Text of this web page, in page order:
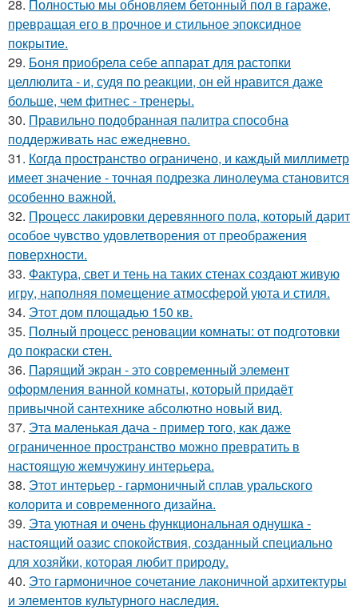
28. Полностью мы обновляем бетонный пол в гараже,
превращая его в прочное и стильное эпоксидное
покрытие.
29. Боня приобрела себе аппарат для растопки
целлюлита - и, судя по реакции, он ей нравится даже
больше, чем фитнес - тренеры.
30. Правильно подобранная палитра способна
поддерживать нас ежедневно.
31. Когда пространство ограничено, и каждый миллиметр
имеет значение - точная подрезка линолеума становится
особенно важной.
32. Процесс лакировки деревянного пола, который дарит
особое чувство удовлетворения от преображения
поверхности.
33. Фактура, свет и тень на таких стенах создают живую
игру, наполняя помещение атмосферой уюта и стиля.
34. Этот дом площадью 150 кв.
35. Полный процесс реновации комнаты: от подготовки
до покраски стен.
36. Парящий экран - это современный элемент
оформления ванной комнаты, который придаёт
привычной сантехнике абсолютно новый вид.
37. Эта маленькая дача - пример того, как даже
ограниченное пространство можно превратить в
настоящую жемчужину интерьера.
38. Этот интерьер - гармоничный сплав уральского
колорита и современного дизайна.
39. Эта уютная и очень функциональная однушка -
настоящий оазис спокойствия, созданный специально
для хозяйки, которая любит природу.
40. Это гармоничное сочетание лаконичной архитектуры
и элементов культурного наследия.